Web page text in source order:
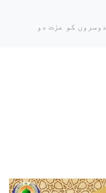
دوسروں کو عزت دو